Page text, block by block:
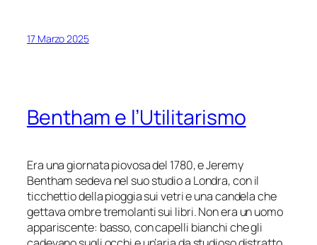
17 Marzo 2025
Bentham e l’Utilitarismo
Era una giornata piovosa del 1780, e Jeremy
Bentham sedeva nel suo studio a Londra, con il
ticchettio della pioggia sui vetri e una candela che
gettava ombre tremolanti sui libri. Non era un uomo
appariscente: basso, con capelli bianchi che gli